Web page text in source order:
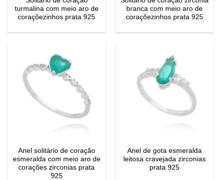
turmalina com meio aro de
coraçõezinhos prata 925
branca com meio aro de
coraçõezinhos prata 925
Anel solitário de coração
esmeralda com meio aro de
corações zirconias prata
925
Anel de gota esmeralda
leitosa cravejada zirconias
prata 925